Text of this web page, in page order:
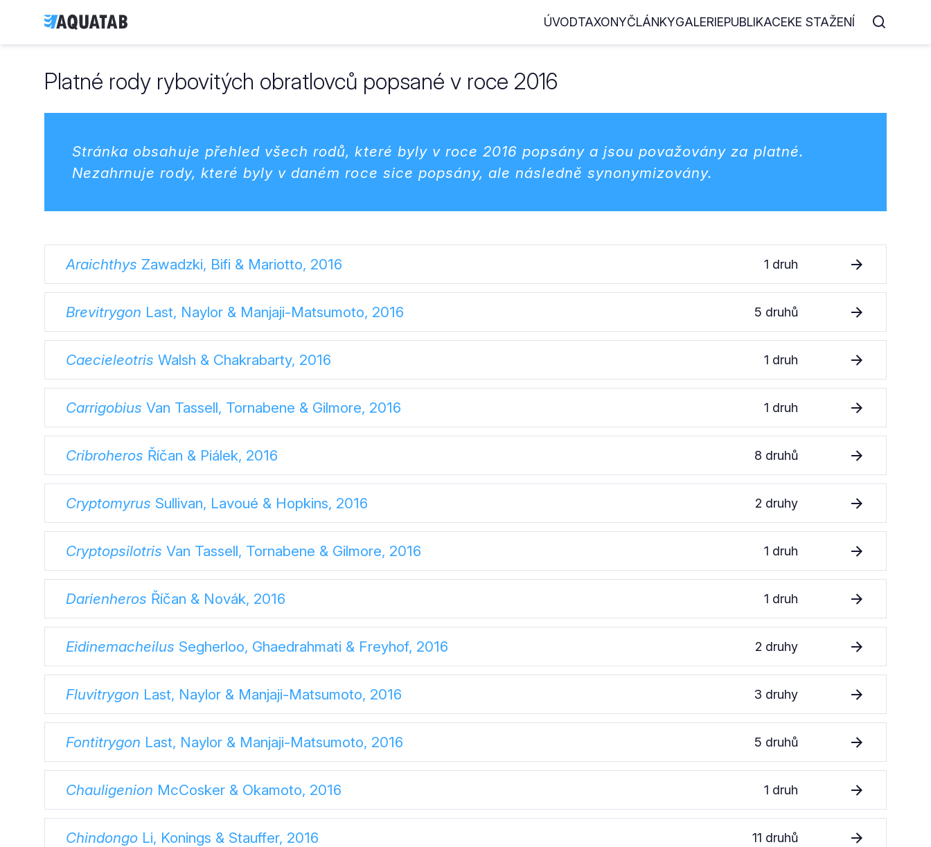
ÚVODTAXONYČLÁNKYGALERIEPUBLIKACEKE STAŽENÍ
Platné rody rybovitých obratlovců popsané v roce 2016
Stránka obsahuje přehled všech rodů, které byly v roce 2016 popsány a jsou považovány za platné.
Nezahrnuje rody, které byly v daném roce sice popsány, ale následně synonymizovány.
Araichthys Zawadzki, Bifi & Mariotto, 2016 1 druh
Brevitrygon Last, Naylor & Manjaji-Matsumoto, 2016 5 druhů
Caecieleotris Walsh & Chakrabarty, 2016 1 druh
Carrigobius Van Tassell, Tornabene & Gilmore, 2016 1 druh
Cribroheros Říčan & Piálek, 2016 8 druhů
Cryptomyrus Sullivan, Lavoué & Hopkins, 2016 2 druhy
Cryptopsilotris Van Tassell, Tornabene & Gilmore, 2016 1 druh
Darienheros Říčan & Novák, 2016 1 druh
Eidinemacheilus Segherloo, Ghaedrahmati & Freyhof, 2016 2 druhy
Fluvitrygon Last, Naylor & Manjaji-Matsumoto, 2016 3 druhy
Fontitrygon Last, Naylor & Manjaji-Matsumoto, 2016 5 druhů
Chauligenion McCosker & Okamoto, 2016 1 druh
Chindongo Li, Konings & Stauffer, 2016 11 druhů